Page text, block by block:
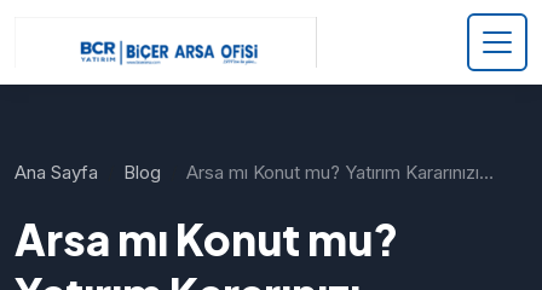
Ana Sayfa Blog Arsa mı Konut mu? Yatırım Kararınızı…
Arsa mı Konut mu?